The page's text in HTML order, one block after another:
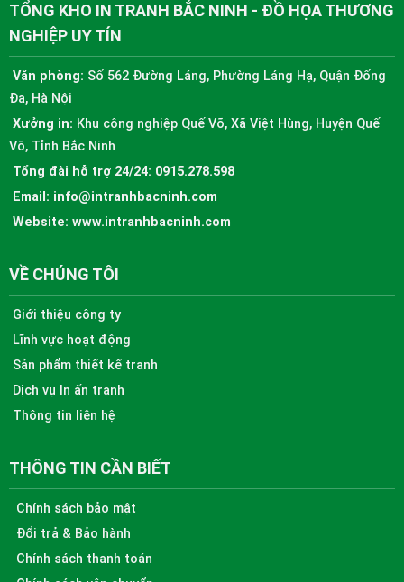
TỔNG KHO IN TRANH BẮC NINH - ĐỒ HỌA THƯƠNG
NGHIỆP UY TÍN
Văn phòng: Số 562 Đường Láng, Phường Láng Hạ, Quận Đống
Đa, Hà Nội
Xưởng in: Khu công nghiệp Quế Võ, Xã Việt Hùng, Huyện Quế
Võ, Tỉnh Bắc Ninh
Tổng đài hỗ trợ 24/24: 0915.278.598
Email: info@intranhbacninh.com
Website: www.intranhbacninh.com
VỀ CHÚNG TÔI
Giới thiệu công ty
Lĩnh vực hoạt động
Sản phẩm thiết kế tranh
Dịch vụ In ấn tranh
Thông tin liên hệ
THÔNG TIN CẦN BIẾT
Chính sách bảo mật
Đổi trả & Bảo hành
Chính sách thanh toán